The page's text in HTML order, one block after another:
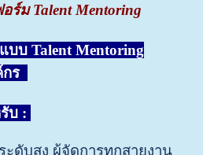
ร์ม Talent Mentoring
บบ Talent Mentoring
กร
บ :
ะดับสูง ผู้จัดการทุกสายงาน